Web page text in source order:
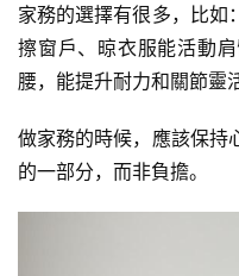
家務的選擇有很多，比如
擦窗戶、晾衣服能活動
腰，能提升耐力和關節靈
做家務的時候，應該保持
的一部分，而非負擔。